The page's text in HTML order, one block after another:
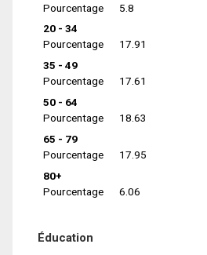
Pourcentage
5.8
20 - 34
Pourcentage
17.91
35 - 49
Pourcentage
17.61
50 - 64
Pourcentage
18.63
65 - 79
Pourcentage
17.95
80+
Pourcentage
6.06
Éducation